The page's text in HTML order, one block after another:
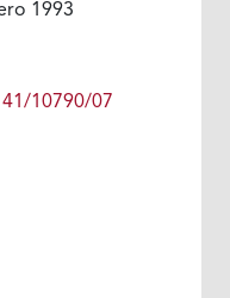
1993
10790/07